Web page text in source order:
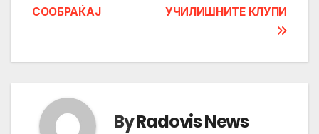
УЧИЛИШНИТЕ КЛУПИ
СООБРАЌАЈ
ByRadovis News